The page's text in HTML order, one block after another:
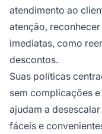
atendimento ao
atenção,
imediatas, como
descontos.
Suas políticas
sem complicações
ajudam a
fáceis e